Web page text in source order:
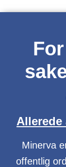
Minerva
offentlig